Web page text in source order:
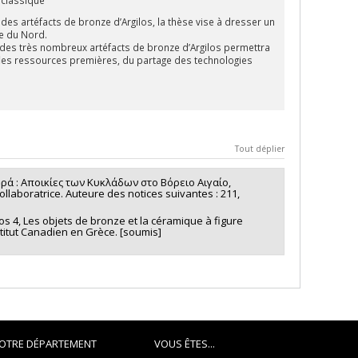
artéfacts de bronze d’Argilos, la thèse vise à dresser un
du Nord.
très nombreux artéfacts de bronze d’Argilos permettra
ressources premières, du partage des technologies
Tout déplier
: Αποικίες των Κυκλάδων στο Βόρειο Αιγαίο,
Auteure des notices suivantes : 211,
4, Les objets de bronze et la céramique à figure
Canadien en Grèce. [soumis]
DÉPARTEMENT VOUS ÊTES...